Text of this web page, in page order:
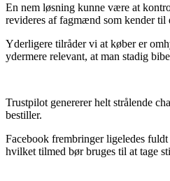
En nem løsning kunne være at
revideres af fagmænd som kender
Yderligere tilråder vi at køber er
ydermere relevant, at man stadig
Trustpilot genererer helt strålende
bestiller.
Facebook frembringer ligeledes
hvilket tilmed bør bruges til at tage